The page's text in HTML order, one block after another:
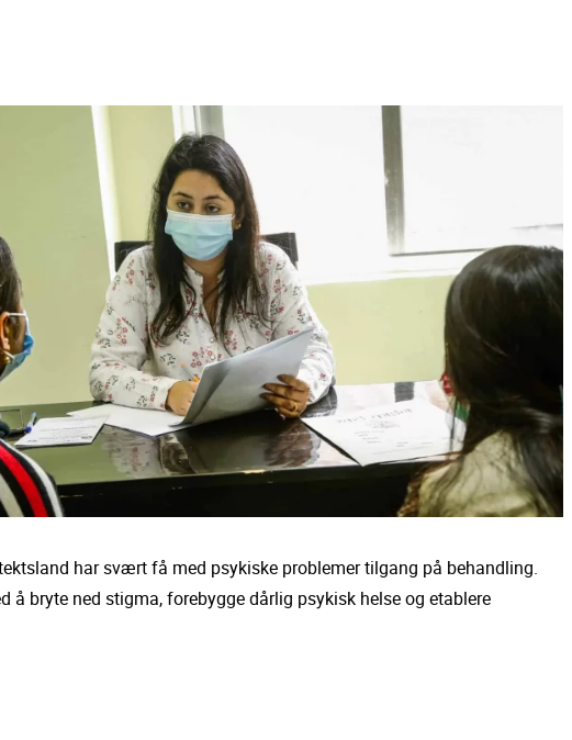
har svært få med psykiske problemer tilgang på behandling.
å bryte ned stigma, forebygge dårlig psykisk helse og etablere